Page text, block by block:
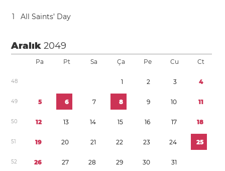
1 All Saints’ Day
Aralık2049
Pa Pt Sa Ça Pe Cu Ct
48 1 2 3 4
49 5 6 7 8 9 10 11
50 12 13 14 15 16 17 18
51 19 20 21 22 23 24 25
52 26 27 28 29 30 31